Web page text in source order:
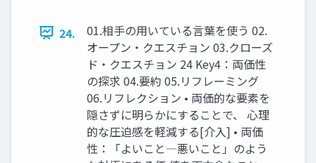
24.
01.相手の用いている言葉を使う 02.
オープン・クエスチョン 03.クローズ
ド・クエスチョン 24 Key4：両価性
の探求 04.要約 05.リフレーミング
06.リフレクション • 両価的な要素を
隠さずに明らかにすることで、 心理
的な圧迫感を軽減する[介入] • 両価
性：「よいこと―悪いこと」のよう